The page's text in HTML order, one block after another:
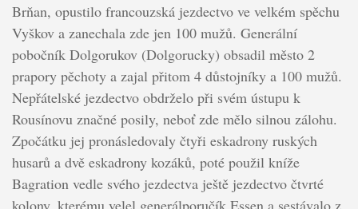
Brňan, opustilo francouzská jezdectvo ve velkém spěchu
Vyškov a zanechala zde jen 100 mužů. Generální
pobočník Dolgorukov (Dolgorucky) obsadil město 2
prapory pěchoty a zajal přitom 4 důstojníky a 100 mužů.
Nepřátelské jezdectvo obdrželo při svém ústupu k
Rousínovu značné posily, neboť zde mělo silnou zálohu.
Zpočátku jej pronásledovaly čtyři eskadrony ruských
husarů a dvě eskadrony kozáků, poté použil kníže
Bagration vedle svého jezdectva ještě jezdectvo čtvrté
kolony, kterému velel generálporučík Essen a sestávalo z